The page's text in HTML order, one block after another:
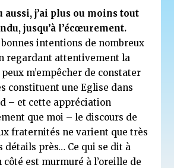
aussi, j’ai plus ou moins tout
jusqu’à l’écœurement.
bonnes intentions de nombreux
regardant attentivement la
m’empêcher de constater
constituent une Eglise dans
– et cette appréciation
que moi – le discours de
fraternités ne varient que très
détails près… Ce qui se dit à
côté est murmuré à l’oreille de